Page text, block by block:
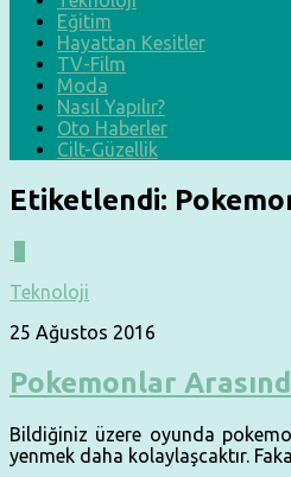
Eğitim
Hayattan Kesitler
TV-Film
Moda
Nasıl Yapılır?
Oto Haberler
Cilt-Güzellik
Etiketlendi:
Teknoloji
25 Ağustos 2016
Pokemonlar
Bildiğiniz üzere oyunda
yenmek daha kolaylaşcaktır.